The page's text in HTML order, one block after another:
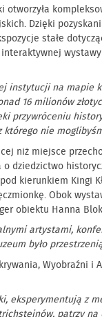
Dzięki
stałe
instytucji na
16 milionów
przywróceniu
którego nie
niż miejsce
dziedzictwo
kierunkiem
Obok
obiektu Hanna
artystami,
było
Wyobraźni
eksperymentują z
patrzy